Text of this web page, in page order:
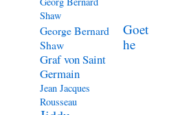
Shaw
George Bernard
Shaw
Goet
he
Graf von Saint
Germain
Jean Jacques
Rousseau